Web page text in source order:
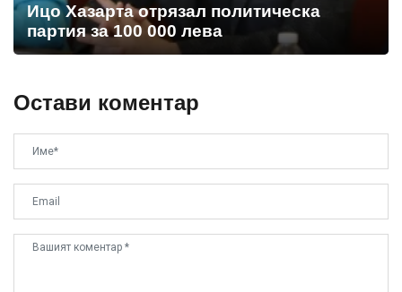
Ицо Хазарта отрязал политическа
партия за 100 000 лева
Остави коментар